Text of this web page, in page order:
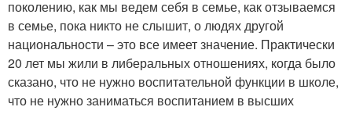
поколению, как мы ведем себя в семье, как отзываемся
в семье, пока никто не слышит, о людях другой
национальности – это все имеет значение. Практически
20 лет мы жили в либеральных отношениях, когда было
сказано, что не нужно воспитательной функции в школе,
что не нужно заниматься воспитанием в высших